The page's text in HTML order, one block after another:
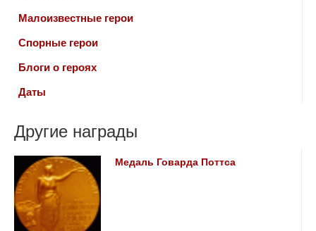
Малоизвестные герои
Спорные герои
Блоги о героях
Даты
Другие награды
Медаль Говарда Поттса